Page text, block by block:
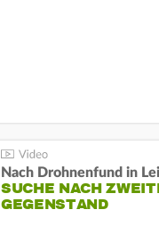
Nach Drohnenfund in
SUCHE NACH
GEGENSTAND